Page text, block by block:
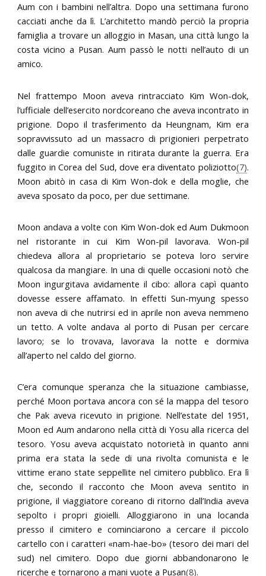
Aum con i bambini nell’altra. Dopo una settimana furono
cacciati anche da lì. L’architetto mandò perciò la propria
famiglia a trovare un alloggio in Masan, una città lungo la
costa vicino a Pusan. Aum passò le notti nell’auto di un
amico.
Nel frattempo Moon aveva rintracciato Kim Won-dok,
l’ufficiale dell’esercito nordcoreano che aveva incontrato in
prigione. Dopo il trasferimento da Heungnam, Kim era
sopravvissuto ad un massacro di prigionieri perpetrato
dalle guardie comuniste in ritirata durante la guerra. Era
fuggito in Corea del Sud, dove era diventato poliziotto(7).
Moon abitò in casa di Kim Won-dok e della moglie, che
aveva sposato da poco, per due settimane.
Moon andava a volte con Kim Won-dok ed Aum Dukmoon
nel ristorante in cui Kim Won-pil lavorava. Won-pil
chiedeva allora al proprietario se poteva loro servire
qualcosa da mangiare. In una di quelle occasioni notò che
Moon ingurgitava avidamente il cibo: allora capì quanto
dovesse essere affamato. In effetti Sun-myung spesso
non aveva di che nutrirsi ed in aprile non aveva nemmeno
un tetto. A volte andava al porto di Pusan per cercare
lavoro; se lo trovava, lavorava la notte e dormiva
all’aperto nel caldo del giorno.
C’era comunque speranza che la situazione cambiasse,
perché Moon portava ancora con sé la mappa del tesoro
che Pak aveva ricevuto in prigione. Nell’estate del 1951,
Moon ed Aum andarono nella città di Yosu alla ricerca del
tesoro. Yosu aveva acquistato notorietà in quanto anni
prima era stata la sede di una rivolta comunista e le
vittime erano state seppellite nel cimitero pubblico. Era lì
che, secondo il racconto che Moon aveva sentito in
prigione, il viaggiatore coreano di ritorno dall’India aveva
sepolto i propri gioielli. Alloggiarono in una locanda
presso il cimitero e cominciarono a cercare il piccolo
cartello con i caratteri «nam-hae-bo» (tesoro dei mari del
sud) nel cimitero. Dopo due giorni abbandonarono le
ricerche e tornarono a mani vuote a Pusan(8).